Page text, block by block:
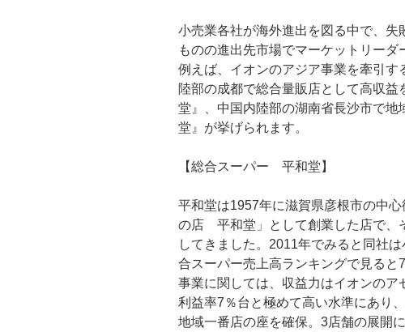
小売業各社が海外進出を図る中で、失
ものの進出先市場でマーケットリーダ
例えば、イオンのアジア事業を牽引す
陸部の成都で総合量販店として高収
堂』、中国内陸部の湖南省長沙市で地
堂』が挙げられます。
【総合スーパー 平和堂】
平和堂は1957年に滋賀県彦根市の中
の店 平和堂」として創業した店で、
してきました。2011年でみると同社
合スーパー売上高ランキングで見ると
事業に関しては、収益力はイオンのア
利益率7％台と極めて高い水準にあり
地域一番店の座を確保。3店舗の展開